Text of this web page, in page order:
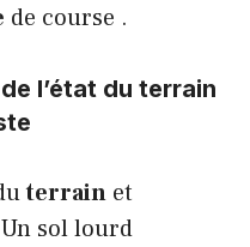
de course .
l’état du terrain
terrain et
sol lourd